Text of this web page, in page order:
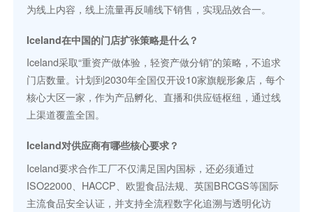
为线上内容，线上流量再反哺线下销售，实现品效合一。
Iceland在中国的门店扩张策略是什么？
Iceland采取“重资产做体验，轻资产做分销”的策略，不追求
门店数量。计划到2030年全国仅开设10家旗舰形象店，每个
核心大区一家，作为产品孵化、直播和供应链枢纽，通过线
上渠道覆盖全国。
Iceland对供应商有哪些核心要求？
Iceland要求合作工厂不仅满足国内国标，还必须通过
ISO22000、HACCP、欧盟食品法规、英国BRCGS等国际
主流食品安全认证，并支持全流程数字化追溯与透明化访